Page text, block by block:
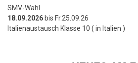
SMV-Wahl
18.09.2026 bis Fr.25.09.26
Italienaustausch Klasse 10 ( in Italien )